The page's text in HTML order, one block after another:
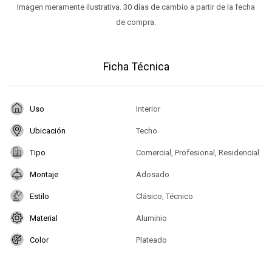
Imagen meramente ilustrativa. 30 días de cambio a partir de la fecha
de compra.
Ficha Técnica
Uso Interior
Ubicación Techo
Tipo Comercial, Profesional, Residencial
Montaje Adosado
Estilo Clásico, Técnico
Material Aluminio
Color Plateado